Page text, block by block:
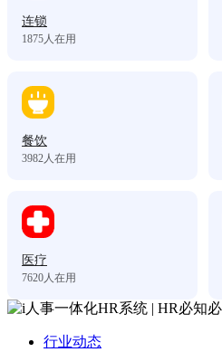
连锁
1875人在用
餐饮
3982人在用
医疗
7620人在用
行业动态